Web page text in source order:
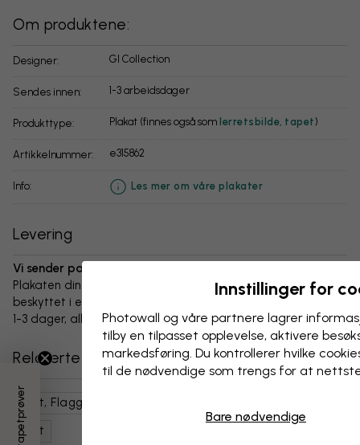
Om produktene:
Designer: GI Collection
Sendes innen: 1-3 arbeidsdager
Produkttype: Plakat (finnes også som lerretsbilde tapet)
Artikkelnummer: e315862
info: Les mer om våre plakater
Levering
Vi sender pakken innen 1-3 dager:
Plakaten din og alt tilbehør er nøye pakket og levert
beskyttet i en slitesterk bølgepappboks. Pakken sendes innen
1-3 dager, alltid med fri frakt.
Relaterte kategorier
Kart, Flagg Og Steder
Kart
Innstillinger for
Photowall og våre partnere lagrer
tilby en tilpasset opplevelse, aktivere
markedsføring. Du kontrollerer hvilke
til de nødvendige som trengs for at
Bare nødvendige